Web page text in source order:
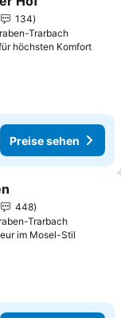
hinzufügen
134
Trarbach
höchsten Komfort
Preise sehen
hinzufügen
448
Trarbach
im Mosel-Stil